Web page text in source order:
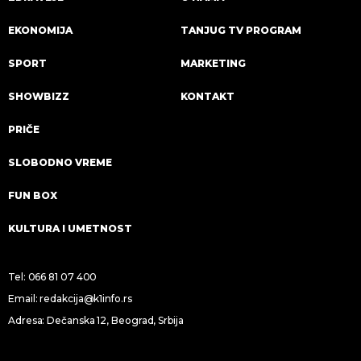
EKONOMIJA
SPORT
SHOWBIZZ
PRIČE
SLOBODNO VREME
FUN BOX
KULTURA I UMETNOST
TANJUG TV PROGRAM
MARKETING
KONTAKT
Tel: 066 81 07 400
Email:redakcija@k1info.rs
Adresa: Dečanska 12, Beograd, Srbija